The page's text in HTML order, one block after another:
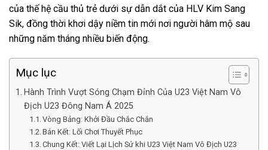
của thế hệ cầu thủ trẻ dưới sự dẫn dắt của HLV Kim Sang
Sik, đồng thời khơi dậy niềm tin mới nơi người hâm mộ sau
những năm tháng nhiều biến động.
Mục lục
Hành Trình Vượt Sóng Chạm Đỉnh Của U23 Việt Nam Vô
Địch U23 Đông Nam Á 2025
Vòng Bảng: Khởi Đầu Chắc Chắn
Bán Kết: Lối Chơi Thuyết Phục
Chung Kết: Viết Lại Lịch Sử khi U23 Việt Nam Vô Địch U23